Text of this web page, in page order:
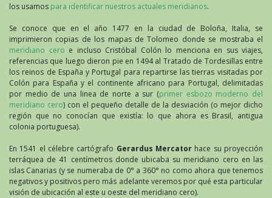
los usamos para identificar nuestros actuales meridianos.
Se conoce que en el año 1477 en la ciudad de Boloña, Italia, se
imprimieron copias de los mapas de Tolomeo donde se mostraba el
meridiano cero e incluso Cristóbal Colón lo menciona en sus viajes,
referencias que luego dieron pie en 1494 al Tratado de Tordesillas entre
los reinos de España y Portugal para repartirse las tierras visitadas por
Colón para España y el continente africano para Portugal, delimitadas
por medio de una linea de norte a sur (primer esbozo moderno del
meridiano cero) con el pequeño detalle de la desviación (o mejor dicho
región que no conocían que existía: lo que ahora es Brasil, antigua
colonia portuguesa).
En 1541 el célebre cartógrafo Gerardus Mercator hace su proyección
terráquea de 41 centímetros donde ubicaba su meridiano cero en las
islas Canarias (y se numeraba de 0° a 360° no como ahora que tenemos
negativos y positivos pero más adelante veremos por qué esta particular
visión de ubicación al este u oeste del meridiano cero).